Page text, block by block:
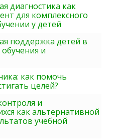
диагностика как
для комплексного
у детей
поддержка детей в
и
как помочь
целей?
и
как альтернативной
учебной